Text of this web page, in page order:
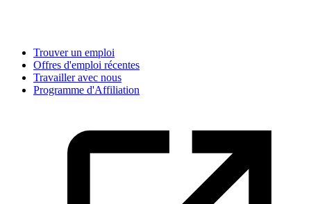
Trouver un emploi
Offres d'emploi récentes
Travailler avec nous
Programme d'Affiliation